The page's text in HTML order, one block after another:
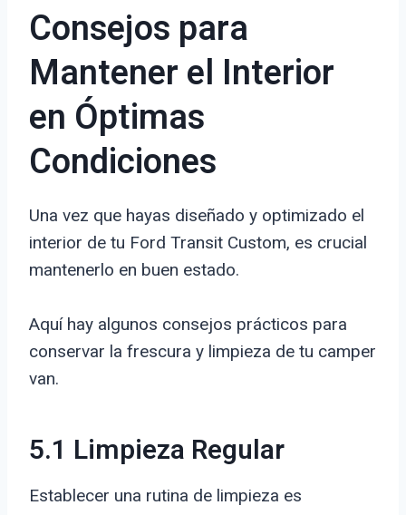
Consejos para
Mantener el Interior
en Óptimas
Condiciones
Una vez que hayas diseñado y optimizado el
interior de tu Ford Transit Custom, es crucial
mantenerlo en buen estado.
Aquí hay algunos consejos prácticos para
conservar la frescura y limpieza de tu camper
van.
5.1 Limpieza Regular
Establecer una rutina de limpieza es